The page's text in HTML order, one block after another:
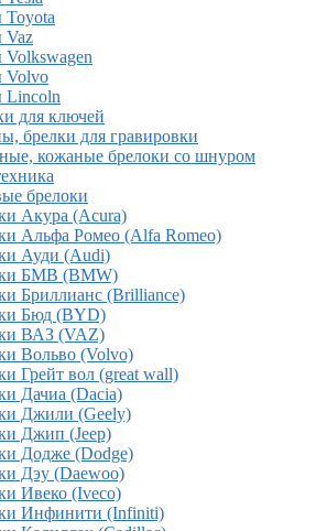
Vaz
Volvo
Lincoln
для ключей
брелки для гравировки
кожаные брелоки со шнуром
брелоки
Акура (Acura)
Альфа Ромео (Alfa Romeo)
Ауди (Audi)
БМВ (BMW)
Бриллианс (Brilliance)
Бюд (BYD)
ВАЗ (VAZ)
Вольво (Volvo)
Грейт вол (great wall)
Дачиа (Dacia)
Джили (Geely)
Джип (Jeep)
Додже (Dodge)
Дэу (Daewoo)
Ивеко (Iveco)
Инфинити (Infiniti)